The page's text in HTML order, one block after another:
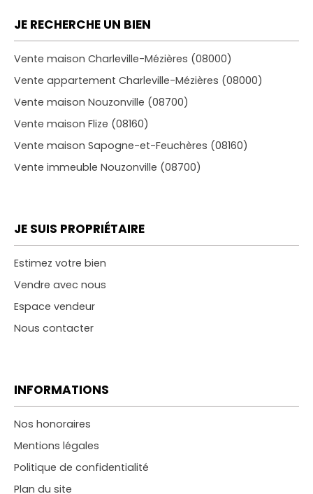
JE RECHERCHE UN BIEN
Vente maison Charleville-Mézières (08000)
Vente appartement Charleville-Mézières (08000)
Vente maison Nouzonville (08700)
Vente maison Flize (08160)
Vente maison Sapogne-et-Feuchères (08160)
Vente immeuble Nouzonville (08700)
JE SUIS PROPRIÉTAIRE
Estimez votre bien
Vendre avec nous
Espace vendeur
Nous contacter
INFORMATIONS
Nos honoraires
Mentions légales
Politique de confidentialité
Plan du site